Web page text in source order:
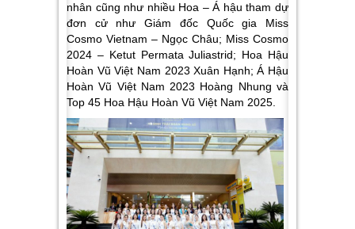
nhân cũng như nhiều Hoa – Á hậu tham dự
đơn cử như Giám đốc Quốc gia Miss
Cosmo Vietnam – Ngọc Châu; Miss Cosmo
2024 – Ketut Permata Juliastrid; Hoa Hậu
Hoàn Vũ Việt Nam 2023 Xuân Hạnh; Á Hậu
Hoàn Vũ Việt Nam 2023 Hoàng Nhung và
Top 45 Hoa Hậu Hoàn Vũ Việt Nam 2025.